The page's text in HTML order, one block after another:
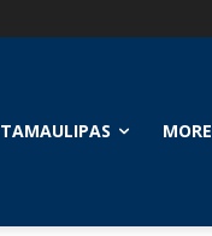
TAMAULIPAS MORE